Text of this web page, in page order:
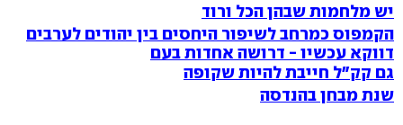
יש מלחמות שבהן הכל ורוד
הקמפוס כמרחב לשיפור היחסים בין יהודים לערבים
דווקא עכשיו - דרושה אחדות בעם
גם קק"ל חייבת להיות שקופה
שנת מבחן בהנדסה